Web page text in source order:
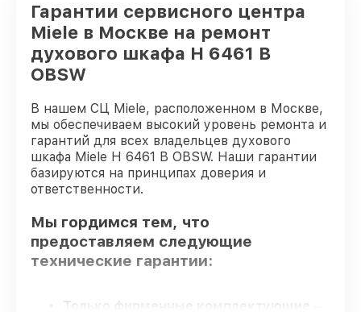
Гарантии сервисного центра
Miele в Москве на ремонт
духового шкафа H 6461 B
OBSW
В нашем СЦ Miele, расположенном в Москве,
мы обеспечиваем высокий уровень ремонта и
гарантий для всех владельцев духового
шкафа Miele H 6461 B OBSW. Наши гарантии
базируются на принципах доверия и
ответственности.
Мы гордимся тем, что
предоставляем следующие
технические гарантии:
Только фирменные комплектующие